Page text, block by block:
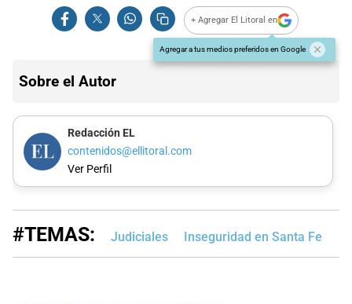
+ Agregar El Litoral en
Agregar a tus medios preferidos en Google
Sobre el Autor
Redacción EL
contenidos@ellitoral.com
Ver Perfil
#TEMAS: Judiciales Inseguridad en Santa Fe